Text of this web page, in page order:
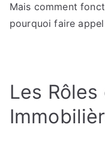
Mais comment
pourquoi faire
Les Rôles